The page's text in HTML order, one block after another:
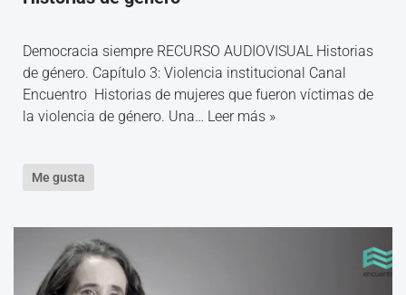
Democracia siempre RECURSO AUDIOVISUAL Historias
de género. Capítulo 3: Violencia institucional Canal
Encuentro Historias de mujeres que fueron víctimas de
la violencia de género. Una… Leer más »
Me gusta